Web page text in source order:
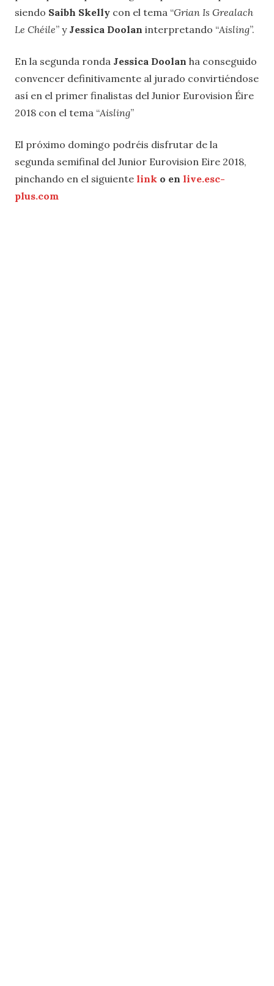
siendo Saibh Skelly con el tema “Grian Is Grealach
Le Chéile” y Jessica Doolan interpretando “Aisling”.
En la segunda ronda Jessica Doolan ha conseguido
convencer definitivamente al jurado convirtiéndose
así en el primer finalistas del Junior Eurovision Éire
2018 con el tema “Aisling”
El próximo domingo podréis disfrutar de la
segunda semifinal del Junior Eurovision Eire 2018,
pinchando en el siguiente link o en live.esc-
plus.com